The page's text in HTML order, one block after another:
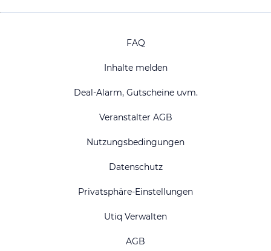
FAQ
Inhalte melden
Deal-Alarm, Gutscheine uvm.
Veranstalter AGB
Nutzungsbedingungen
Datenschutz
Privatsphäre-Einstellungen
Utiq Verwalten
AGB